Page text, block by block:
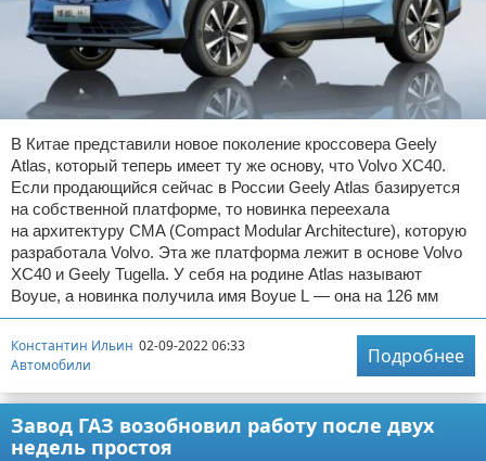
В Китае представили новое поколение кроссовера Geely
Atlas, который теперь имеет ту же основу, что Volvo XC40.
Если продающийся сейчас в России Geely Atlas базируется
на собственной платформе, то новинка переехала
на архитектуру CMA (Compact Modular Architecture), которую
разработала Volvo. Эта же платформа лежит в основе Volvo
XC40 и Geely Tugella. У себя на родине Atlas называют
Boyue, а новинка получила имя Boyue L — она на 126 мм
Константин Ильин 02-09-2022 06:33
Автомобили
Подробнее
Завод ГАЗ возобновил работу после двух
недель простоя